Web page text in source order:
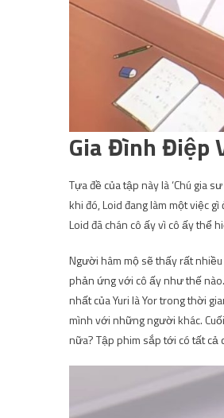
Gia Đình Điệp
Tựa đề của tập này là ‘Chú gia
khi đó, Loid đang làm một việc
Loid đã chán cô ấy vì cô ấy thể
Người hâm mộ sẽ thấy rất
phản ứng với cô ấy như thế
nhất của Yuri là Yor trong thời
mình với những người khác.
nữa? Tập phim sắp tới có tất cả